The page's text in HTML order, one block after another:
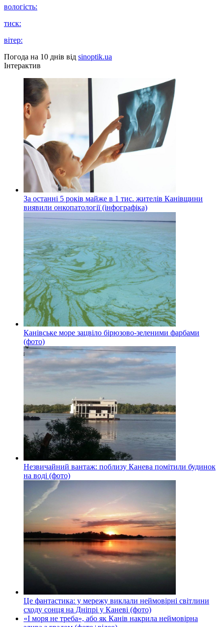
вологість:
тиск:
вітер:
Погода на 10 днів від sinoptik.ua
Інтерактив
За останні 5 років майже в 1 тис. жителів Канівщини
виявили онкопатології (інфографіка)
Канівське море зацвіло бірюзово-зеленими фарбами
(фото)
Незвичайний вантаж: поблизу Канева помітили будинок
на воді (фото)
Це фантастика: у мережу виклали неймовірні світлини
сходу сонця на Дніпрі у Каневі (фото)
«І моря не треба», або як Канів накрила неймовірна